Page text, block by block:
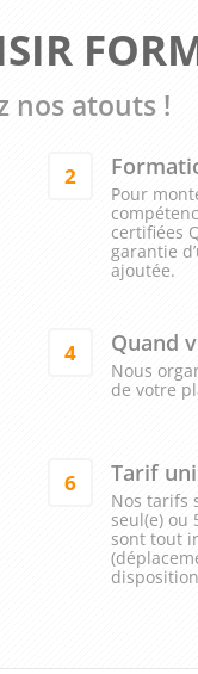
nos atouts !
2
Pour
certifiées
garantie
ajoutée.
4 Quand
Nous
de votre
6 Tarif
Nos tarifs
seul(e) ou
sont tout